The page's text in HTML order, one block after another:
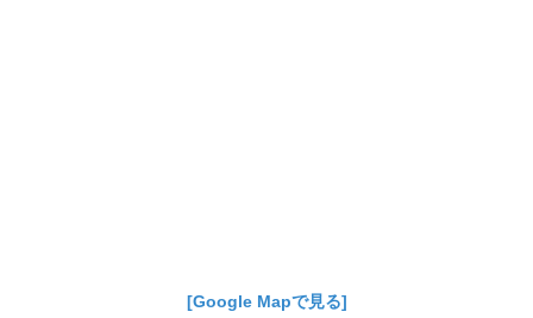
[Google Mapで見る]